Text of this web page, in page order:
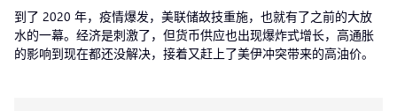
到了 2020 年，疫情爆发，美联储故技重施，也就有了之前的大放
水的一幕。经济是刺激了，但货币供应也出现爆炸式增长，高通胀
的影响到现在都还没解决，接着又赶上了美伊冲突带来的高油价。